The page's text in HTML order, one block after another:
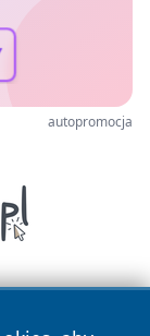
autopromocja